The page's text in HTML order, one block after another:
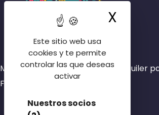
Este sitio web usa
cookies y te permite
controlar las que deseas
activar
Nuestros socios
X
Más de 4000 habitaciones en alquiler
Francia.